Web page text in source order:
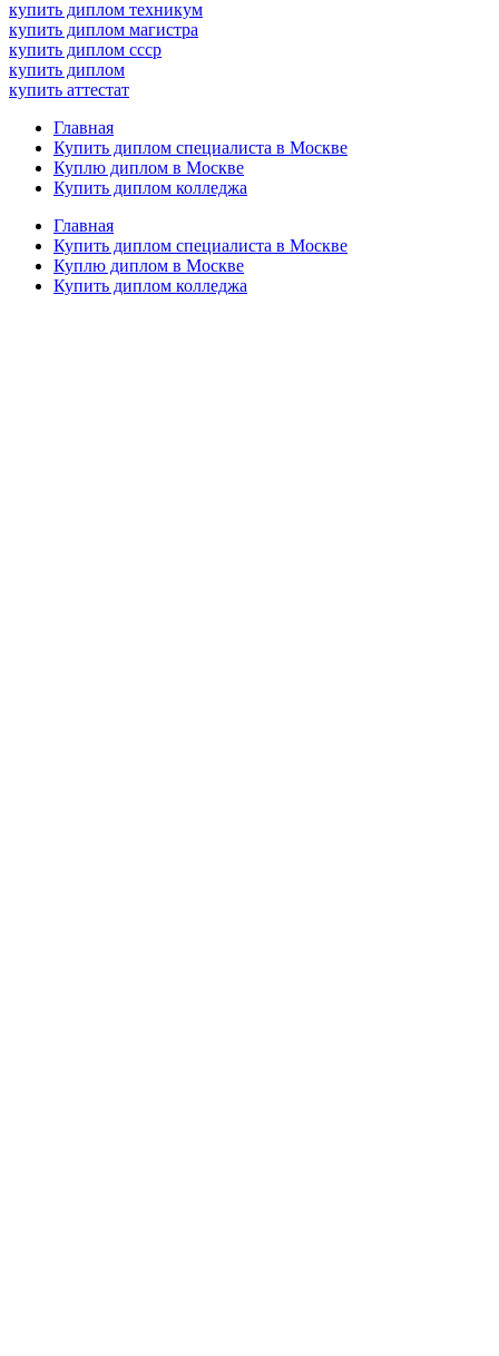
купить диплом техникум
купить диплом магистра
купить диплом ссср
купить диплом
купить аттестат
Главная
Купить диплом специалиста в Москве
Куплю диплом в Москве
Купить диплом колледжа
Главная
Купить диплом специалиста в Москве
Куплю диплом в Москве
Купить диплом колледжа